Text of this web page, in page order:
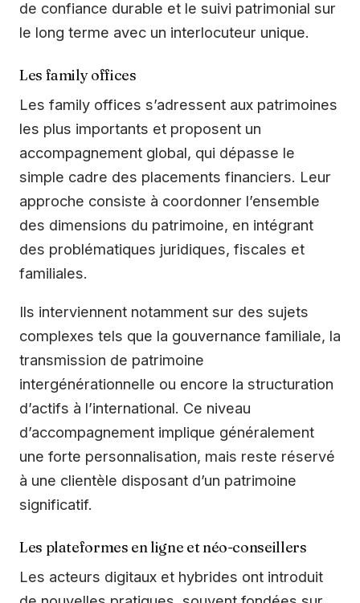
de confiance durable et le suivi patrimonial sur
le long terme avec un interlocuteur unique.
Les family offices
Les family offices s’adressent aux patrimoines
les plus importants et proposent un
accompagnement global, qui dépasse le
simple cadre des placements financiers. Leur
approche consiste à coordonner l’ensemble
des dimensions du patrimoine, en intégrant
des problématiques juridiques, fiscales et
familiales.
Ils interviennent notamment sur des sujets
complexes tels que la gouvernance familiale, la
transmission de patrimoine
intergénérationnelle ou encore la structuration
d’actifs à l’international. Ce niveau
d’accompagnement implique généralement
une forte personnalisation, mais reste réservé
à une clientèle disposant d’un patrimoine
significatif.
Les plateformes en ligne et néo-conseillers
Les acteurs digitaux et hybrides ont introduit